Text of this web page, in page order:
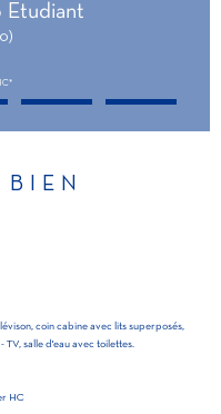
Etudiant
coin cabine avec lits superposés,
salle d'eau avec toilettes.
HC